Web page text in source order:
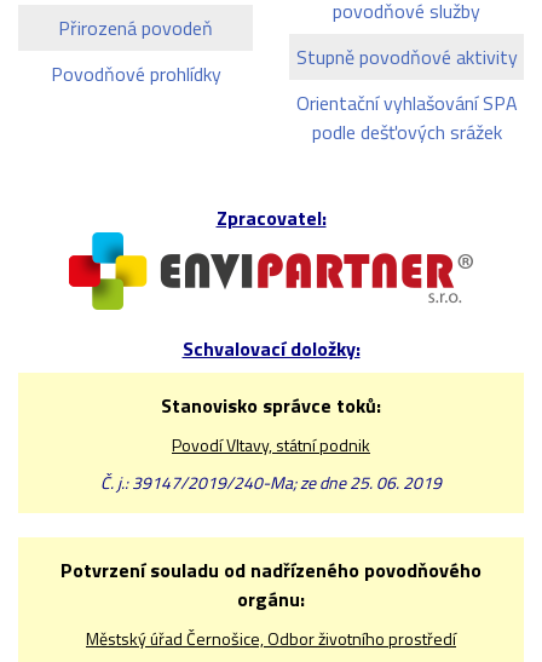
Přirozená povodeň
Povodňové prohlídky
povodňové služby
Stupně povodňové aktivity
Orientační vyhlašování SPA
podle dešťových srážek
Zpracovatel:
Schvalovací doložky:
Stanovisko správce toků:
Povodí Vltavy, státní podnik
Č. j.: 39147/2019/240-Ma; ze dne 25. 06. 2019
Potvrzení souladu od nadřízeného povodňového
orgánu:
Městský úřad Černošice, Odbor životního prostředí